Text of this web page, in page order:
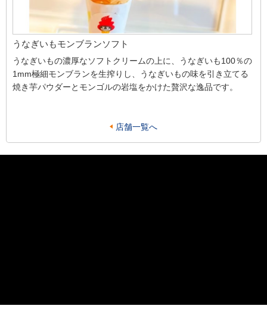
うなぎいもモンブランソフト
うなぎいもの濃厚なソフトクリームの上に、うなぎいも100％の
1mm極細モンブランを生搾りし、うなぎいもの味を引き立てる
焼き芋パウダーとモンゴルの岩塩をかけた贅沢な逸品です。
店舗一覧へ